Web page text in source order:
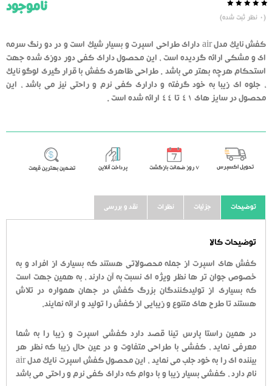
از
50
رای
دهنده
(
0 نظر ثبت شده)
ناموجود
کفش نایک مدل air دارای طراحی اسپرت و بسیار شیک است و در دو رنگ سرمه
ای و مشکی ارائه گردیده است ، این محصول دارای کفی دور دوزی شده جهت
استحکام هرچه بهتر می باشد . طراحی ظاهری کفش با قرار گیری لوگو نایک
، جلوه ای زیبا به خود گرفته و داراری کفی نرم و راحتی نیز می باشد ، این
محصول در سایز های 41 تا 44 ارائه شده است .
تحویل اکسپرس ٧ روز ضمانت بازگشت پرداخت آنلاین تضمین بهترین قیمت
توضیحات جزئیات نظرات نقد و بررسی
توضیحات کالا
کفش های اسپرت از جمله محصولاتی هستند که بسیاری از افراد و به
خصوص جوان تر ها نظر ویژه ای نسبت به آن دارند ، به همین جهت است
که بسیاری از تولیدکنندگان بزرگ کفش در جهان همواره در تلاش
هستند تا طرح های متنوع و زیبایی از کفش را تولید و ارائه نمایند.
در همین راستا پارس تینا قصد دارد کفشی اسپرت و زیبا را به شما
معرفی نماید ، کفشی با طراحی متفاوت و در عین حال زیبا که نظر هر
بیننده ای را به خود جلب می نماید ، این محصول کفش اسپرت نایک مدل air
نام دارد ، کفشی بسیار زیبا و با دوام که دارای کفی نرم و راحتی می باشد